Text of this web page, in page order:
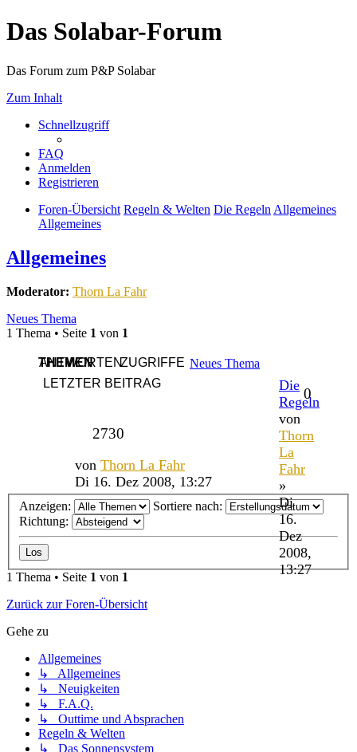
Das Solabar-Forum
Das Forum zum P&P Solabar
Zum Inhalt
Schnellzugriff
FAQ
Anmelden
Registrieren
Foren-Übersicht Regeln & Welten Die Regeln Allgemeines
Allgemeines
Allgemeines
Moderator: Thorn La Fahr
Neues Thema
1 Thema • Seite 1 von 1
THEMEN
ANTWORTENZUGRIFFE
LETZTER BEITRAG
Die
Regeln
von
Thorn
La
Fahr
»
Di
16.
Dez
2008,
13:27
0
2730
von Thorn La Fahr
Di 16. Dez 2008, 13:27
Neues Thema
Anzeigen:
Sortiere nach:
Richtung:
1 Thema • Seite 1 von 1
Zurück zur Foren-Übersicht
Gehe zu
Allgemeines
↳ Allgemeines
↳ Neuigkeiten
↳ F.A.Q.
↳ Outtime und Absprachen
Regeln & Welten
↳ Das Sonnensystem